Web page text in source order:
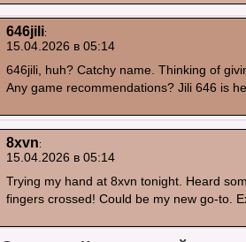
646jili:
15.04.2026 в 05:14
646jili, huh? Catchy name. Thinking of
Any game recommendations? Jili 646 is
8xvn:
15.04.2026 в 05:14
Trying my hand at 8xvn tonight. Heard
fingers crossed! Could be my new go-to.